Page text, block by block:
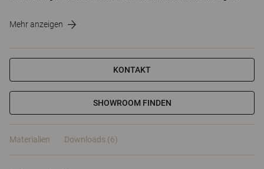
Mehr anzeigen
KONTAKT
SHOWROOM FINDEN
Materialien Downloads (6)